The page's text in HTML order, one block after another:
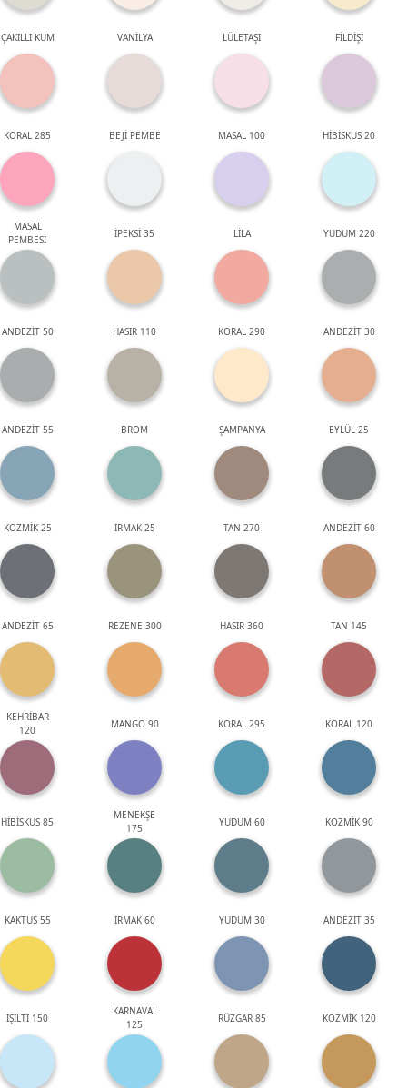
ÇAKILLI KUM VANİLYA LÜLETAŞI FİLDİŞİ
KORAL 285 BEJİ PEMBE MASAL 100 HİBİSKUS 20
MASAL
PEMBESİ
İPEKSİ 35 LİLA YUDUM 220
ANDEZİT 50 HASIR 110 KORAL 290 ANDEZİT 30
ANDEZİT 55 BROM ŞAMPANYA EYLÜL 25
KOZMİK 25 IRMAK 25 TAN 270 ANDEZİT 60
ANDEZİT 65 REZENE 300 HASIR 360 TAN 145
KEHRİBAR
120
MANGO 90 KORAL 295 KORAL 120
HİBİSKUS 85
MENEKŞE
175
YUDUM 60 KOZMİK 90
KAKTÜS 55 IRMAK 60 YUDUM 30 ANDEZİT 35
IŞILTI 150
KARNAVAL
125
RÜZGAR 85 KOZMİK 120